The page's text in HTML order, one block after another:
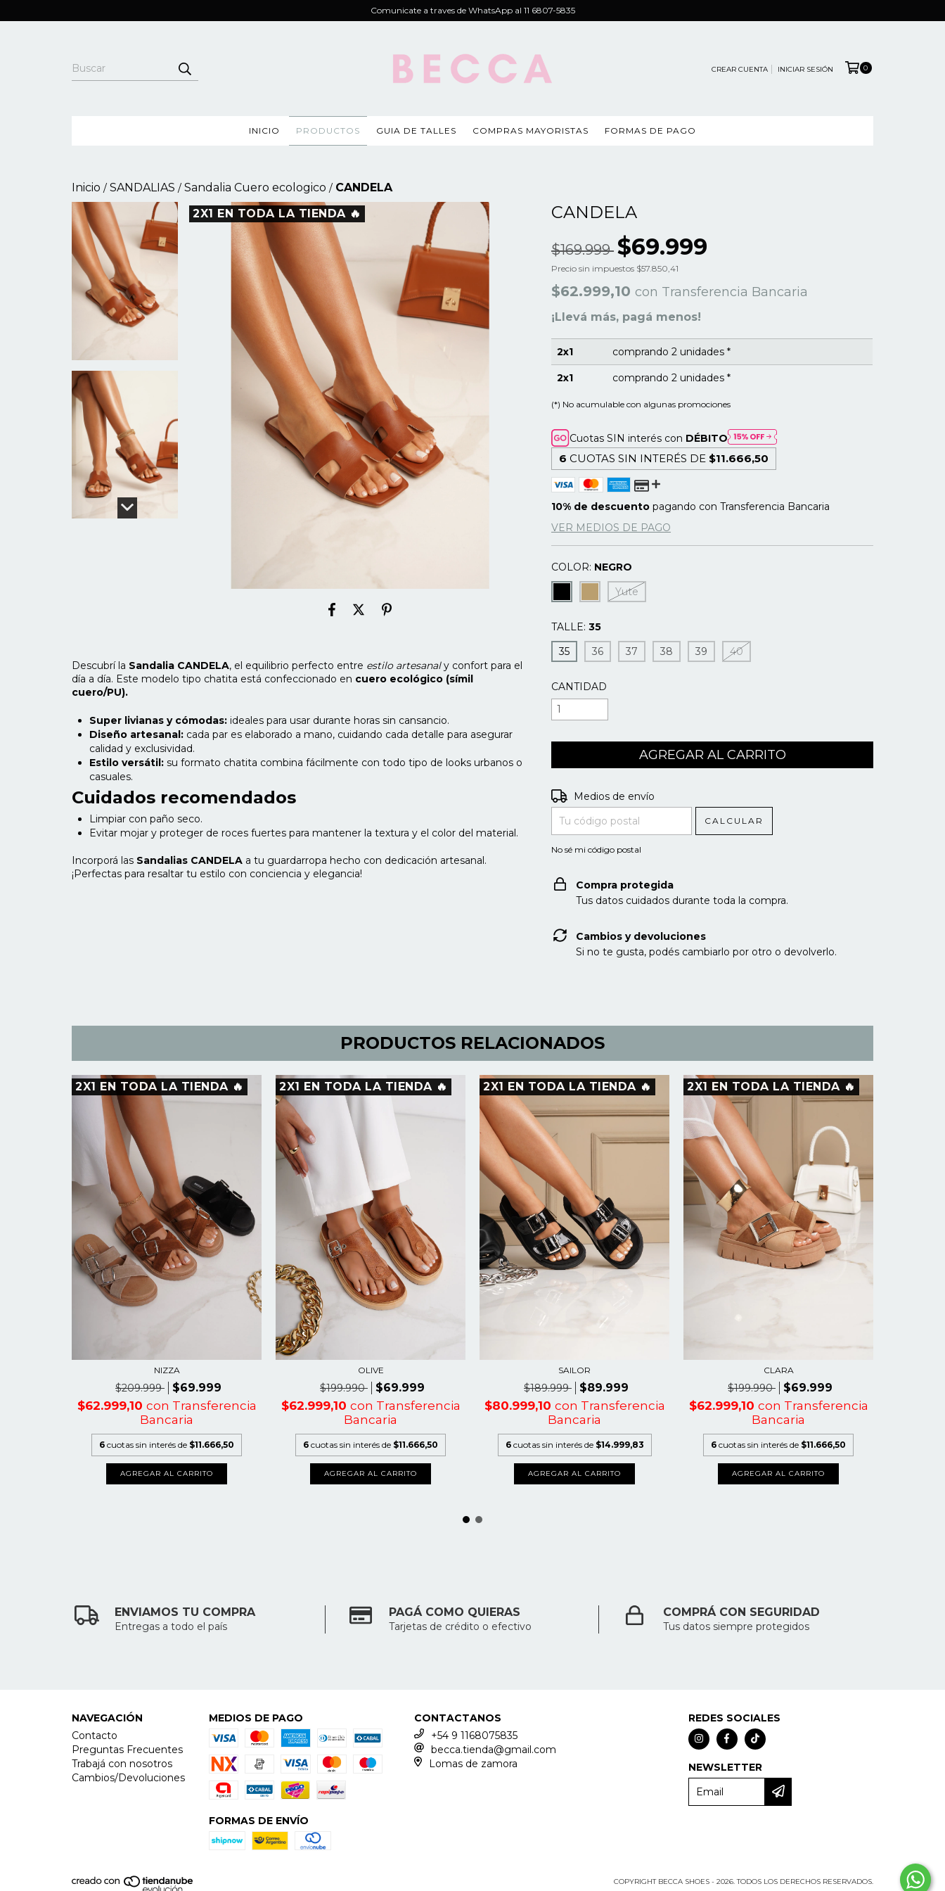
Comunicate a traves de WhatsApp al 11 6807-5835
CREAR CUENTA INICIAR SESIÓN 0
INICIO PRODUCTOS GUIA DE TALLES COMPRAS MAYORISTAS FORMAS DE PAGO
Inicio / SANDALIAS / Sandalia Cuero ecologico / CANDELA
2X1 EN TODA LA TIENDA 🔥
Descubrí la Sandalia CANDELA, el equilibrio perfecto entre estilo artesanaly confort para el
día a día. Este modelo tipo chatita está confeccionado en cuero ecológico (símil
cuero/PU).
Super livianas y cómodas: ideales para usar durante horas sin cansancio.
Diseño artesanal: cada par es elaborado a mano, cuidando cada detalle para asegurar
calidad y exclusividad.
Estilo versátil: su formato chatita combina fácilmente con todo tipo de looks urbanos o
casuales.
Cuidados recomendados
Limpiar con paño seco.
Evitar mojar y proteger de roces fuertes para mantener la textura y el color del material.
Incorporá las Sandalias CANDELA a tu guardarropa hecho con dedicación artesanal.
¡Perfectas para resaltar tu estilo con conciencia y elegancia!
CANDELA
$169.999 $69.999
Precio sin impuestos $57.850,41
$62.999,10 con Transferencia Bancaria
¡Llevá más, pagá menos!
2x1 comprando 2 unidades *
2x1 comprando 2 unidades *
(*) No acumulable con algunas promociones
Cuotas SIN interés con DÉBITO
6 CUOTAS SIN INTERÉS DE $11.666,50
10% de descuento pagando con Transferencia Bancaria
VER MEDIOS DE PAGO
COLOR: NEGRO
Yute
TALLE: 35
35
36 37 38 39 40
CANTIDAD
Entregas para el CP:
Medios de envío
CALCULAR
No sé mi código postal
Compra protegida
Tus datos cuidados durante toda la compra.
Cambios y devoluciones
Si no te gusta, podés cambiarlo por otro o devolverlo.
PRODUCTOS RELACIONADOS
2X1 EN TODA LA TIENDA 🔥
NIZZA
$209.999 $69.999
$62.999,10 con Transferencia
Bancaria
6 cuotas sin interés de $11.666,50
AGREGAR AL CARRITO
2X1 EN TODA LA TIENDA 🔥
OLIVE
$199.990 $69.999
$62.999,10 con Transferencia
Bancaria
6 cuotas sin interés de $11.666,50
AGREGAR AL CARRITO
2X1 EN TODA LA TIENDA 🔥
SAILOR
$189.999 $89.999
$80.999,10 con Transferencia
Bancaria
6 cuotas sin interés de $14.999,83
AGREGAR AL CARRITO
2X1 EN TODA LA TIENDA 🔥
CLARA
$199.990 $69.999
$62.999,10 con Transferencia
Bancaria
6 cuotas sin interés de $11.666,50
AGREGAR AL CARRITO
ENVIAMOS TU COMPRA
Entregas a todo el país
PAGÁ COMO QUIERAS
Tarjetas de crédito o efectivo
COMPRÁ CON SEGURIDAD
Tus datos siempre protegidos
NAVEGACIÓN
Contacto
Preguntas Frecuentes
Trabajá con nosotros
Cambios/Devoluciones
MEDIOS DE PAGO
FORMAS DE ENVÍO
CONTACTANOS
+54 9 1168075835
becca.tienda@gmail.com
Lomas de zamora
REDES SOCIALES
NEWSLETTER
COPYRIGHT BECCA SHOES - 2026. TODOS LOS DERECHOS RESERVADOS.